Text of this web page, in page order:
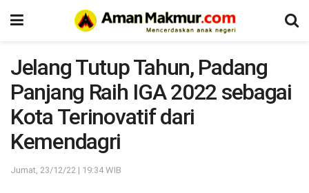
Jelang Tutup Tahun, Padang
Panjang Raih IGA 2022 sebagai
Kota Terinovatif dari
Kemendagri
Jumat, 23/12/22 | 19:34 WIB